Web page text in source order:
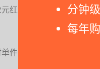
分钟
每年
红包
件6.61元